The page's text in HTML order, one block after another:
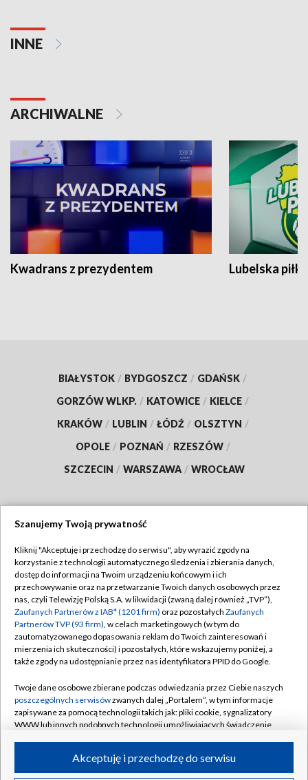
INNE
ARCHIWALNE
Kwadrans z prezydentem Lubelska piłka
BIAŁYSTOK / BYDGOSZCZ / GDAŃSK /
GORZÓW WLKP. / KATOWICE / KIELCE /
KRAKÓW / LUBLIN / ŁÓDŹ / OLSZTYN /
OPOLE / POZNAŃ / RZESZÓW /
SZCZECIN / WARSZAWA / WROCŁAW
TVP
Abonament TVP
Emisja w TVP
Centrum informacji TVP
Naziemna Telewizja Cyfrowa
Rada Programowa
System NOS
Informacje o nadawcy
Program dla prasy
Regulamin TVP
Polityka prywatności
Moje zgody
Pomoc
Kontakt
Kanały
Szanujemy Twoją prywatność
Kliknij "Akceptuję i przechodzę do serwisu", aby wyrazić zgody na
korzystanie z technologii automatycznego śledzenia i zbierania danych,
dostęp do informacji na Twoim urządzeniu końcowym i ich
przechowywanie oraz na przetwarzanie Twoich danych osobowych przez
nas, czyli Telewizję Polską S.A. w likwidacji (zwaną dalej również „TVP”),
Zaufanych Partnerów z IAB* (1201 firm) oraz pozostałych Zaufanych
Partnerów TVP (93 firm), w celach marketingowych (w tym do
zautomatyzowanego dopasowania reklam do Twoich zainteresowań i
mierzenia ich skuteczności) i pozostałych, które wskazujemy poniżej, a
także zgody na udostępnianie przez nas identyfikatora PPID do Google.
Twoje dane osobowe zbierane podczas odwiedzania przez Ciebie naszych
poszczególnych serwisówzwanych dalej „Portalem”, w tym informacje
zapisywane za pomocą technologii takich jak: pliki cookie, sygnalizatory
WWW lub innych podobnych technologii umożliwiających świadczenie
ruchu w Internecie.Akceptuję i przechodzę do serwisu